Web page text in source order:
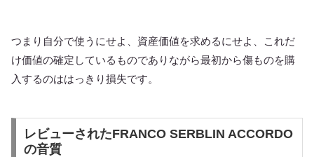
つまり自分で使うにせよ、資産価値を求めるにせよ、これだ
け価値の確定しているものでありながら最初から傷ものを購
入するのははっきり損失です。
レビューされたFRANCO SERBLIN ACCORDO
の音質